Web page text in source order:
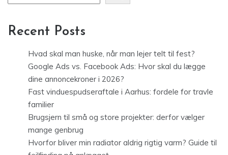
Recent Posts
Hvad skal man huske, når man lejer telt til fest?
Google Ads vs. Facebook Ads: Hvor skal du lægge
dine annoncekroner i 2026?
Fast vinduespudseraftale i Aarhus: fordele for travle
familier
Brugsjern til små og store projekter: derfor vælger
mange genbrug
Hvorfor bliver min radiator aldrig rigtig varm? Guide til